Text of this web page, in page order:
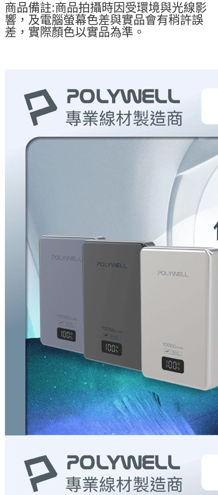
商品備註:商品拍攝時因受環境與光線影
響，及電腦螢幕色差與實品會有稍許誤
差，實際顏色以實品為準。